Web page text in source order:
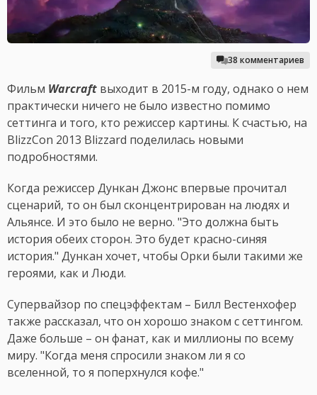
38 комментариев
Фильм Warcraft выходит в 2015-м году, однако о нем
практически ничего не было известно помимо
сеттинга и того, кто режиссер картины. К счастью, на
BlizzCon 2013 Blizzard поделилась новыми
подробностями.
Когда режиссер Дункан Джонс впервые прочитал
сценарий, то он был сконцентрирован на людях и
Альянсе. И это было не верно. "Это должна быть
история обеих сторон. Это будет красно-синяя
история." Дункан хочет, чтобы Орки были такими же
героями, как и Люди.
Супервайзор по спецэффектам – Билл Вестенхофер
также рассказал, что он хорошо знаком с сеттингом.
Даже больше – он фанат, как и миллионы по всему
миру. "Когда меня спросили знаком ли я со
вселенной, то я поперхнулся кофе."